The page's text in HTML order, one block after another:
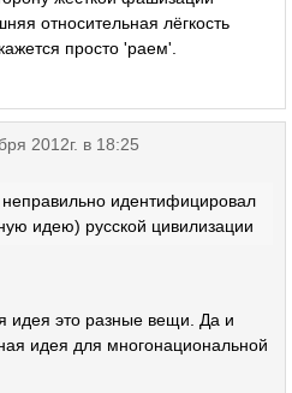
относительная лёгкость
просто 'раем'.
2012г. в 18:25
идентифицировал
идею) русской цивилизации
идея это разные вещи. Да и
идея для многонациональной